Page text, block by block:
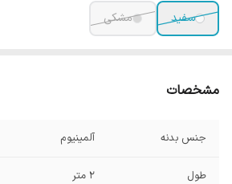
سفید
مشکی
مشخصات
جنس بدنه آلمینیوم
طول 2 متر